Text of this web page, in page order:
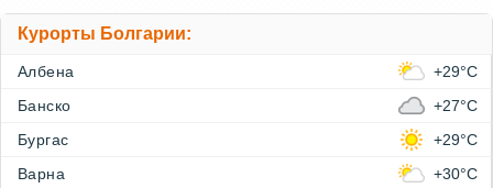
Курорты Болгарии:
Албена
+29°C
Банско
+27°C
Бургас
+29°C
Варна
+30°C